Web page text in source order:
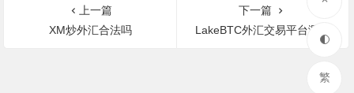
上一篇
XM炒外汇合法吗
下一篇
LakeBTC外汇交易平台测评
繁